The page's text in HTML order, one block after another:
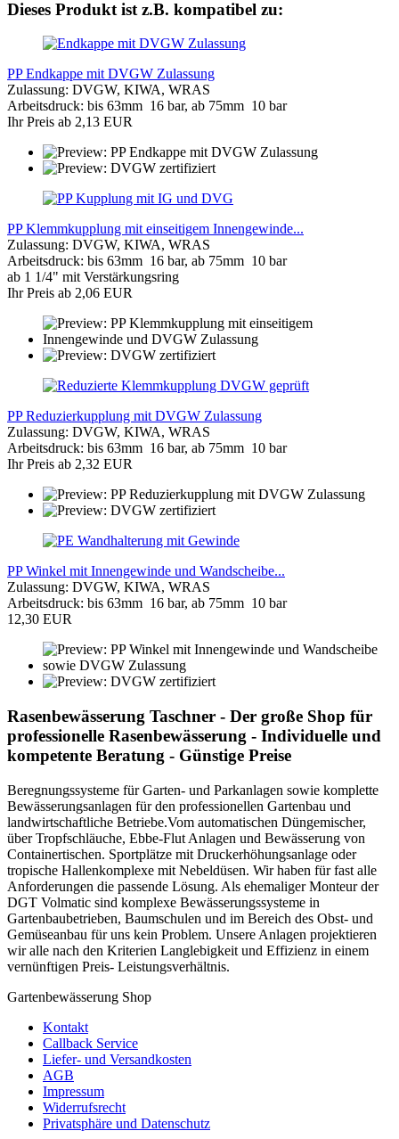
Dieses Produkt ist z.B. kompatibel zu:
PP Endkappe mit DVGW Zulassung
Zulassung: DVGW, KIWA, WRAS
Arbeitsdruck: bis 63mm 16 bar, ab 75mm 10 bar
Ihr Preis ab 2,13 EUR
PP Klemmkupplung mit einseitigem Innengewinde...
Zulassung: DVGW, KIWA, WRAS
Arbeitsdruck: bis 63mm 16 bar, ab 75mm 10 bar
ab 1 1/4" mit Verstärkungsring
Ihr Preis ab 2,06 EUR
PP Reduzierkupplung mit DVGW Zulassung
Zulassung: DVGW, KIWA, WRAS
Arbeitsdruck: bis 63mm 16 bar, ab 75mm 10 bar
Ihr Preis ab 2,32 EUR
PP Winkel mit Innengewinde und Wandscheibe...
Zulassung: DVGW, KIWA, WRAS
Arbeitsdruck: bis 63mm 16 bar, ab 75mm 10 bar
12,30 EUR
Rasenbewässerung Taschner - Der große Shop für
professionelle Rasenbewässerung - Individuelle und
kompetente Beratung - Günstige Preise
Beregnungssysteme für Garten- und Parkanlagen sowie komplette
Bewässerungsanlagen für den professionellen Gartenbau und
landwirtschaftliche Betriebe.Vom automatischen Düngemischer,
über Tropfschläuche, Ebbe-Flut Anlagen und Bewässerung von
Containertischen. Sportplätze mit Druckerhöhungsanlage oder
tropische Hallenkomplexe mit Nebeldüsen. Wir haben für fast alle
Anforderungen die passende Lösung. Als ehemaliger Monteur der
DGT Volmatic sind komplexe Bewässerungssysteme in
Gartenbaubetrieben, Baumschulen und im Bereich des Obst- und
Gemüseanbau für uns kein Problem. Unsere Anlagen projektieren
wir alle nach den Kriterien Langlebigkeit und Effizienz in einem
vernünftigen Preis- Leistungsverhältnis.
Gartenbewässerung Shop
Kontakt
Callback Service
Liefer- und Versandkosten
AGB
Impressum
Widerrufsrecht
Privatsphäre und Datenschutz